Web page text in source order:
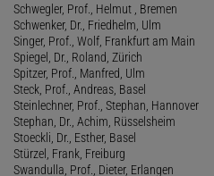
Schwegler, Prof., Helmut , Bremen
Schwenker, Dr., Friedhelm, Ulm
Singer, Prof., Wolf, Frankfurt am Main
Spiegel, Dr., Roland, Zürich
Spitzer, Prof., Manfred, Ulm
Steck, Prof., Andreas, Basel
Steinlechner, Prof., Stephan, Hannover
Stephan, Dr., Achim, Rüsselsheim
Stoeckli, Dr., Esther, Basel
Stürzel, Frank, Freiburg
Swandulla, Prof., Dieter, Erlangen